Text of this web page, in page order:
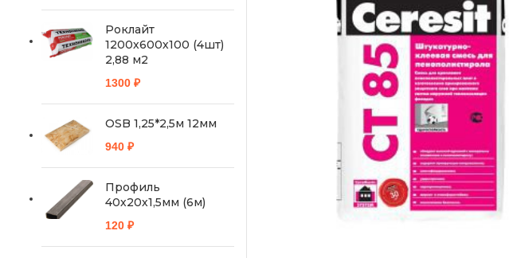
Роклайт
1200х600х100 (4шт)
2,88 м2
1300 ₽
OSB 1,25*2,5м 12мм
940 ₽
Профиль
40х20х1,5мм (6м)
120 ₽